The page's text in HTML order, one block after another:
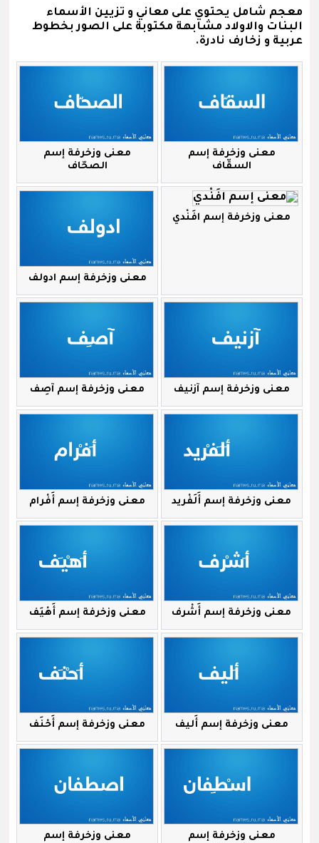
معجم شامل يحتوي على معاني و تزيين الأسماء
البنات والاولاد مشابهة مكتوبة على الصور بخطوط
عربية و زخارف نادرة.
معنى وزخرفة إسم
السقّاف
معنى وزخرفة إسم
الصحّاف
معنى وزخرفة إسم افَنْدي
معنى وزخرفة إسم ادولف
معنى وزخرفة إسم آزنيف معنى وزخرفة إسم آصِف
معنى وزخرفة إسم أَلَفْريد معنى وزخرفة إسم أَفْرام
معنى وزخرفة إسم أَشْرف معنى وزخرفة إسم أَهْيَف
معنى وزخرفة إسم أَليف معنى وزخرفة إسم أَحْنَف
معنى وزخرفة إسم
معنى وزخرفة إسم